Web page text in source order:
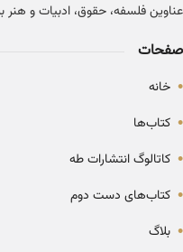
عناوین فلسفه، حقوق، ادبیات و
صفحات
• خانه
• کتاب‌ها
• کاتالوگ انتشارات طه
• کتاب‌های دست دوم
• بلاگ